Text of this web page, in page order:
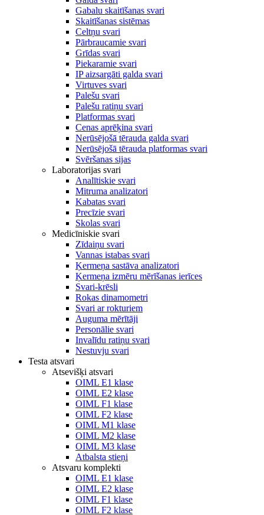
Gabalu skaitīšanas svari
Skaitīšanas sistēmas
Celtņu svari
Pārbraucamie svari
Grīdas svari
Piekaramie svari
IP aizsargāti galda svari
Virtuves svari
Palešu svari
Palešu ratiņu svari
Platformas svari
Cenas aprēķina svari
Nerūsējošā tērauda galda svari
Nerūsējošā tērauda platformas svari
Svēršanas sijas
Laboratorijas svari
Analītiskie svari
Mitruma analizatori
Kabatas svari
Precīzie svari
Skolas svari
Medicīniskie svari
Zīdaiņu svari
Vannas istabas svari
Ķermeņa sastāva analizatori
Ķermeņa izmēru mērīšanas ierīces
Svari-krēsli
Rokas dinamometri
Svari ar rokturiem
Auguma mērītāji
Personālie svari
Invalīdu ratiņu svari
Nestuvju svari
Testa atsvari
Atsevišķi atsvari
OIML E1 klase
OIML E2 klase
OIML F1 klase
OIML F2 klase
OIML M1 klase
OIML M2 klase
OIML M3 klase
Atbalsta stieņi
Atsvaru komplekti
OIML E1 klase
OIML E2 klase
OIML F1 klase
OIML F2 klase